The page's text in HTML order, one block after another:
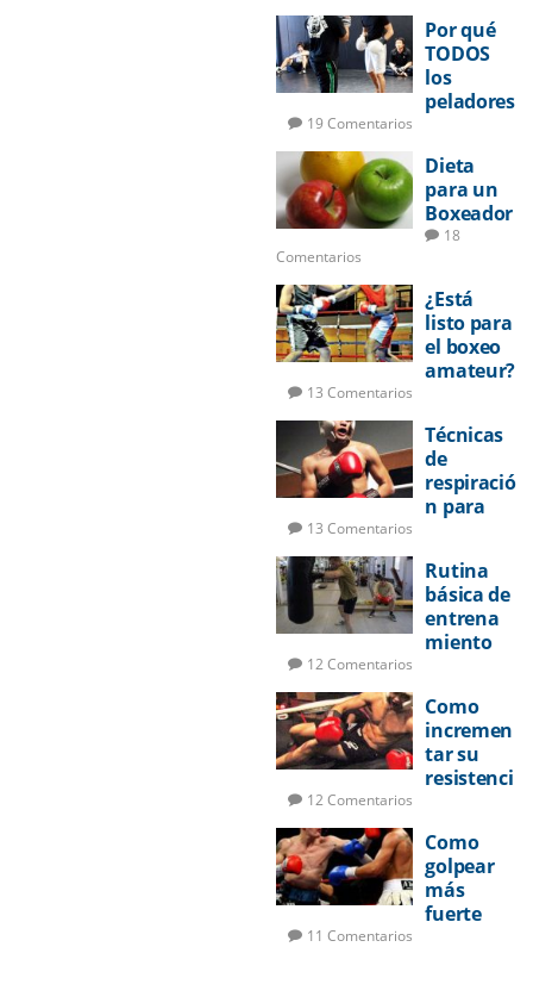
Por qué
TODOS
los
peladores
a boxear
19 Comentarios
Dieta
para un
Boxeador
18
Comentarios
¿Está
listo para
el boxeo
amateur?
13 Comentarios
Técnicas
de
respiració
n para
13 Comentarios
Rutina
básica de
entrena
miento
12 Comentarios
Como
incremen
tar su
resistenci
12 Comentarios
Como
golpear
más
fuerte
11 Comentarios